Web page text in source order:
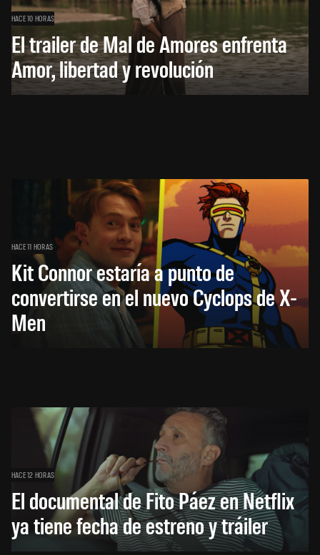
HACE 10 HORAS
El trailer de Mal de Amores enfrenta
Amor, libertad y revolución
HACE 11 HORAS
Kit Connor estaría a punto de
convertirse en el nuevo Cyclops de X-
Men
HACE 12 HORAS
El documental de Fito Páez en Netflix
ya tiene fecha de estreno y tráiler